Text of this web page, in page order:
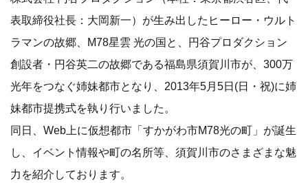
表取締役社長：大岡新一）が生み出したヒーロー・ウルト
ラマンの故郷、M78星雲 光の国と、円谷プロダクション
創設者・円谷英二の故郷である福島県須賀川市が、300万
光年をつなぐ姉妹都市となり、2013年5月5日(日・祝)に姉
妹都市提携式を執り行いました。
同日、Web上に仮想都市「すかがわ市M78光の町」が誕生
し、イベント情報や町の名所等、須賀川市のさまざまな魅
力を紹介しております。